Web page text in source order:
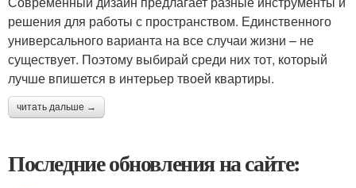
решения для работы с пространством. Единственного
универсального варианта на все случаи жизни – не
существует. Поэтому выбирай среди них тот, который
лучше впишется в интерьер твоей квартиры.
читать дальше →
Последние обновления на сайте: